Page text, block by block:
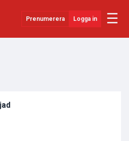
Prenumerera Logga in ☰